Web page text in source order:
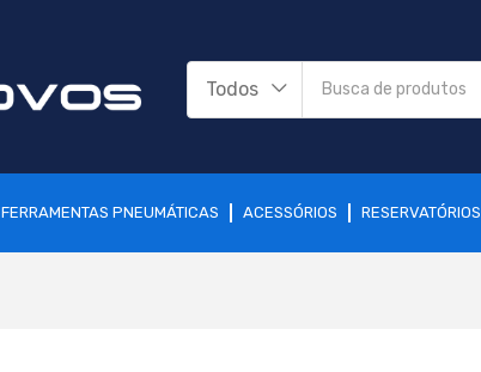
Todos
FERRAMENTAS PNEUMÁTICAS ACESSÓRIOS RESERVATÓRIOS